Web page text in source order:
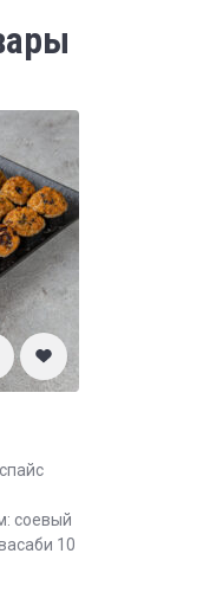
соевый
10